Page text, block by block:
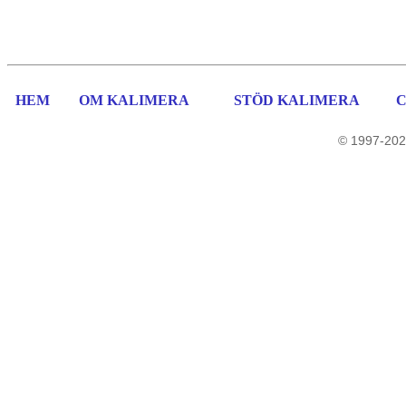
HEM OM KALIMERA STÖD KALIMERA
© 1997-